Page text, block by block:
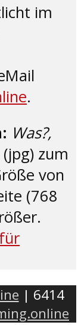
im
.
Was?,
zum
von
(768
| 6414